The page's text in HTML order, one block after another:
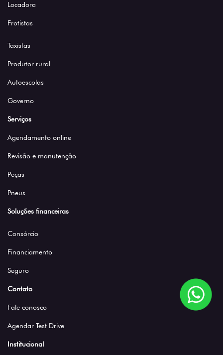
Locadora
Frotistas
Taxistas
Produtor rural
Autoescolas
Governo
Serviços
Agendamento online
Revisão e manutenção
Peças
Pneus
Soluções financeiras
Consórcio
Financiamento
Seguro
Contato
Fale conosco
Agendar Test Drive
Institucional